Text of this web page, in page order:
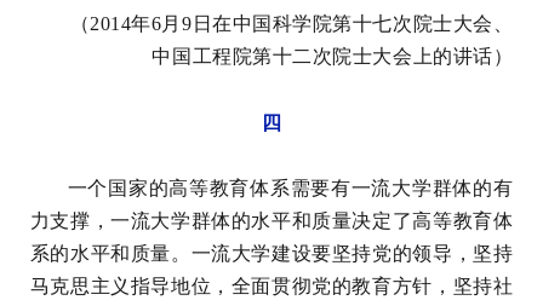
（2014年6月9日在中国科学院第十七次院士大会、
中国工程院第十二次院士大会上的讲话）
四
一个国家的高等教育体系需要有一流大学群体的有
力支撑，一流大学群体的水平和质量决定了高等教育体
系的水平和质量。一流大学建设要坚持党的领导，坚持
马克思主义指导地位，全面贯彻党的教育方针，坚持社